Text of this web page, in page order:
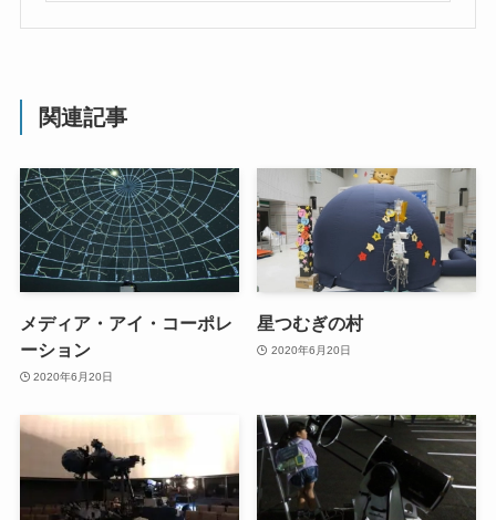
関連記事
メディア・アイ・コーポレ
ーション
2020年6月20日
星つむぎの村
2020年6月20日